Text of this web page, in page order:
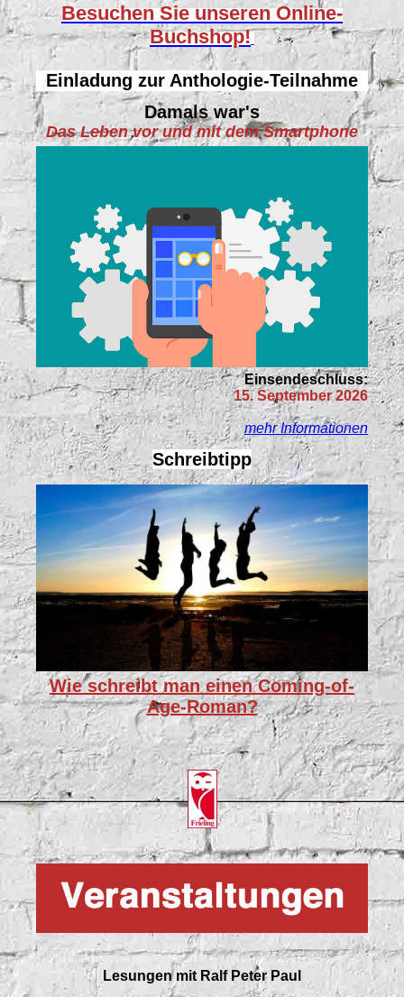
Besuchen Sie unserenOnline-
Buchshop!
Einladung zur Anthologie-Teilnahme
Damals war's
Das Leben vor und mit dem Smartphone
Einsendeschluss:
15. September 2026
mehr Informationen
Schreibtipp
Wie schreibt man einen Coming-of-
Age-Roman?
Lesungen mit Ralf Peter Paul